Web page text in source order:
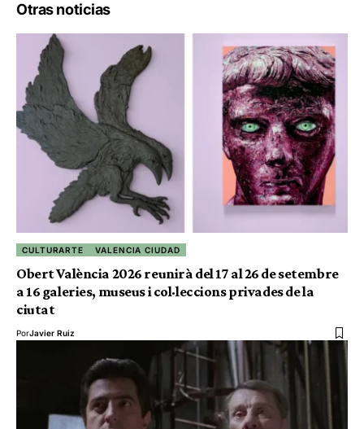
Otras noticias
CULTURARTE VALENCIA CIUDAD
Obert València 2026 reunirà del 17 al 26 de setembre
a 16 galeries, museus i col·leccions privades de la
ciutat
PorJavier Ruiz